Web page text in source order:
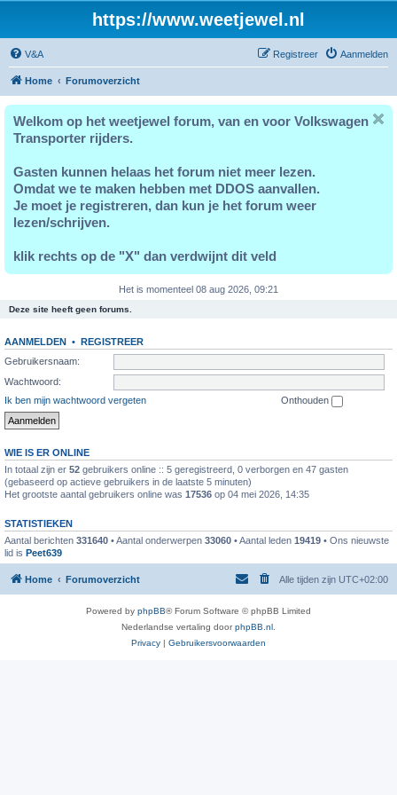
https://www.weetjewel.nl
V&A Aanmelden
Registreer
Home Forumoverzicht
Welkom op het weetjewel forum, van en voor Volkswagen
Transporter rijders.
Gasten kunnen helaas het forum niet meer lezen.
Omdat we te maken hebben met DDOS aanvallen.
Je moet je registreren, dan kun je het forum weer
lezen/schrijven.
klik rechts op de "X" dan verdwijnt dit veld
Het is momenteel 08 aug 2026, 09:21
Deze site heeft geen forums.
AANMELDEN • REGISTREER
Gebruikersnaam:
Wachtwoord:
Ik ben mijn wachtwoord vergeten
Onthouden
WIE IS ER ONLINE
In totaal zijn er 52 gebruikers online :: 5 geregistreerd, 0 verborgen en 47 gasten
(gebaseerd op actieve gebruikers in de laatste 5 minuten)
Het grootste aantal gebruikers online was 17536 op 04 mei 2026, 14:35
STATISTIEKEN
Aantal berichten 331640 • Aantal onderwerpen 33060 • Aantal leden 19419 • Ons nieuwste
lid is Peet639
Home Forumoverzicht Alle tijden zijn UTC+02:00
Powered by phpBB® Forum Software © phpBB Limited
Nederlandse vertaling doorphpBB.nl
Privacy | Gebruikersvoorwaarden